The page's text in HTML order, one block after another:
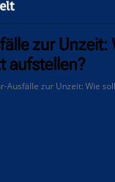
zur Unzeit:
aufstellen?
Ausfälle zur Unzeit: Wie